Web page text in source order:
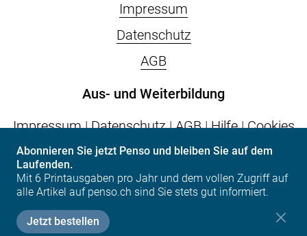
Abonnieren Sie jetzt Penso und bleiben Sie auf dem
Laufenden.
Mit 6 Printausgaben pro Jahr und dem vollen Zugriff auf
alle Artikel auf penso.ch sind Sie stets gut informiert.
Jetzt bestellen
Impressum
Datenschutz
AGB
Aus- und Weiterbildung
Impressum|Datenschutz|AGB|Hilfe|Cookies
vps.epas| Postfach | CH-6002 Luzern | Tel. +41
(0)41 317 07 07 | info(at)vps.epas.ch